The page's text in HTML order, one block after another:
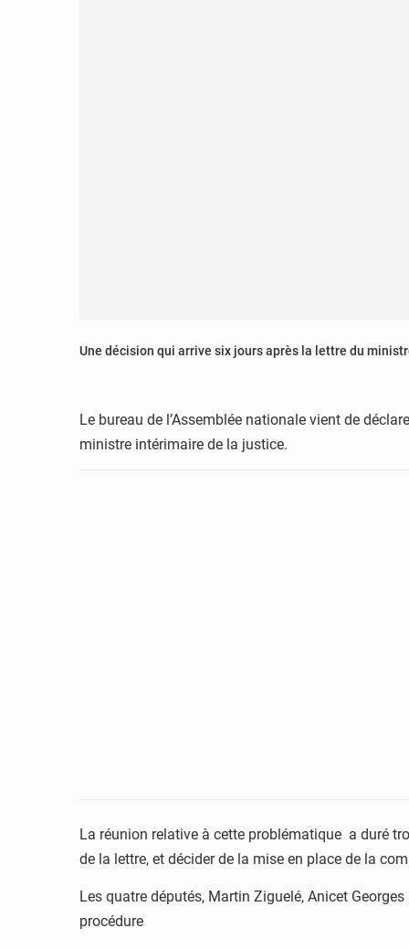
Une décision qui arrive six jours après la lettre du
Le bureau de l’Assemblée nationale vient de
ministre intérimaire de la justice.
La réunion relative à cette problématique a duré
de la lettre, et décider de la mise en place de la
Les quatre députés, Martin Ziguelé, Anicet
procédure